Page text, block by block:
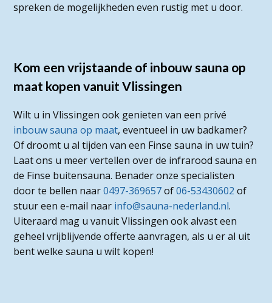
spreken de mogelijkheden even rustig met u door.
Kom een vrijstaande of inbouw sauna op
maat kopen vanuit Vlissingen
Wilt u in Vlissingen ook genieten van een privé
inbouw sauna op maat, eventueel in uw badkamer?
Of droomt u al tijden van een Finse sauna in uw tuin?
Laat ons u meer vertellen over de infrarood sauna en
de Finse buitensauna. Benader onze specialisten
door te bellen naar0497-369657of06-53430602 of
stuur een e-mail naar info@sauna-nederland.nl.
Uiteraard mag u vanuit Vlissingen ook alvast een
geheel vrijblijvende offerte aanvragen, als u er al uit
bent welke sauna u wilt kopen!